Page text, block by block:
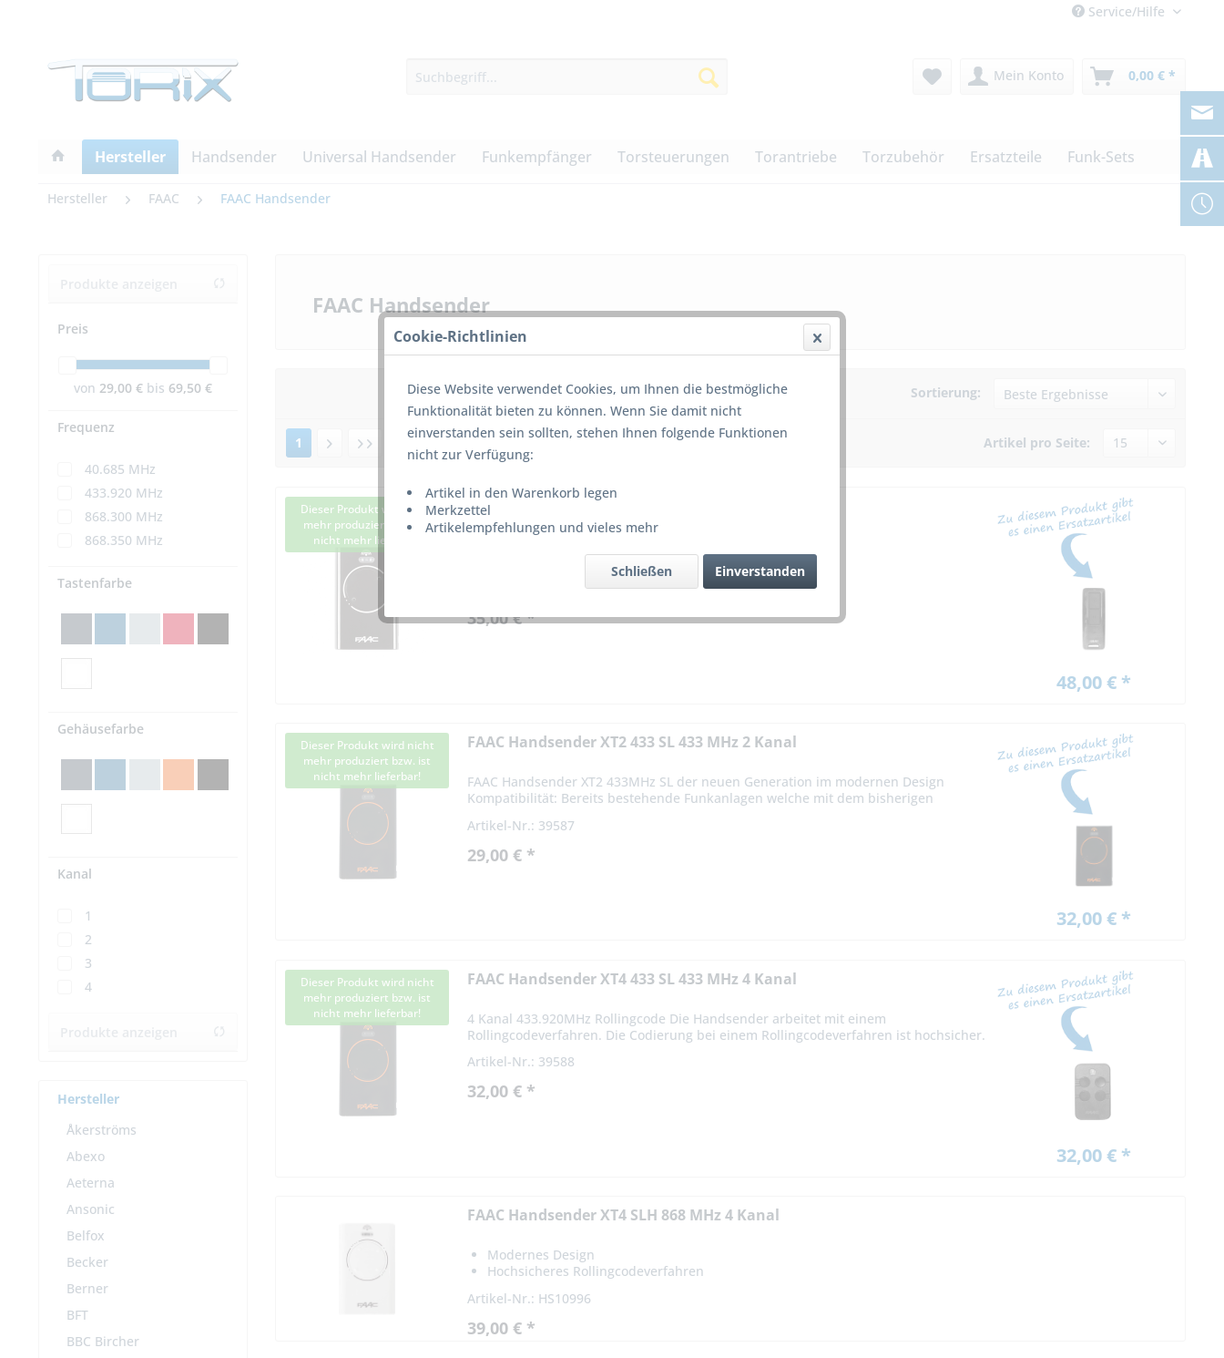
Service/Hilfe
Mein Konto 0,00 € *
Hersteller Handsender Universal Handsender Funkempfänger Torsteuerungen Torantriebe Torzubehör Ersatzteile Funk-Sets
Hersteller FAAC FAAC Handsender
Preis
von 29,00 € bis 69,50 €
Frequenz
40.685 MHz
433.920 MHz
868.300 MHz
868.350 MHz
Tastenfarbe
Gehäusefarbe
Kanal
1
2
3
4
Hersteller
Åkerströms
Abexo
Aeterna
Ansonic
Belfox
Becker
Berner
BFT
BBC Bircher
FAAC Handsender
Sortierung:
1 von3 Artikel pro Seite:
Dieser Produkt wird nicht
mehr produziert bzw. ist
nicht mehr lieferbar!
FAAC Handsender XT2 SLH 868 MHz 2 Kanal schw.
Hochsicheres Rollingcodeverfahren
Artikel-Nr.: HS11382
35,00 € *
48,00 € *
Dieser Produkt wird nicht
mehr produziert bzw. ist
nicht mehr lieferbar!
FAAC Handsender XT2 433 SL 433 MHz 2 Kanal
FAAC Handsender XT2 433MHz SL der neuen Generation im modernen Design
Kompatibilität: Bereits bestehende Funkanlagen welche mit dem bisherigen
Artikel-Nr.: 39587
29,00 € *
32,00 € *
Dieser Produkt wird nicht
mehr produziert bzw. ist
nicht mehr lieferbar!
FAAC Handsender XT4 433 SL 433 MHz 4 Kanal
4 Kanal 433.920MHz Rollingcode Die Handsender arbeitet mit einem
Rollingcodeverfahren. Die Codierung bei einem Rollingcodeverfahren ist hochsicher.
Artikel-Nr.: 39588
32,00 € *
32,00 € *
FAAC Handsender XT4 SLH 868 MHz 4 Kanal
Modernes Design
Hochsicheres Rollingcodeverfahren
Artikel-Nr.: HS10996
39,00 € *
Cookie-Richtlinien
Diese Website verwendet Cookies, um Ihnen die bestmögliche
Funktionalität bieten zu können. Wenn Sie damit nicht
einverstanden sein sollten, stehen Ihnen folgende Funktionen
nicht zur Verfügung:
Artikel in den Warenkorb legen
Merkzettel
Artikelempfehlungen und vieles mehr
Einverstanden
Schließen